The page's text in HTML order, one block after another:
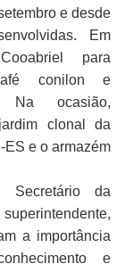
e desde
Em
para
conilon e
Na ocasião,
clonal da
e o armazém
Secretário da
a importância
e